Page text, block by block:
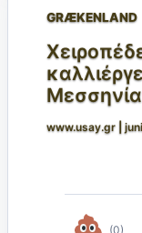
GRÆKENLAND
Μεσσηνία
www.usay.gr
(0)